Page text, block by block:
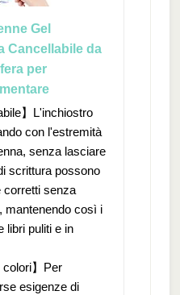
Gel
Cancellabile da
per
】L'inchiostro
con l'estremità
senza lasciare
scrittura possono
corretti senza
mantenendo così i
libri puliti e in
colori】Per
esigenze di